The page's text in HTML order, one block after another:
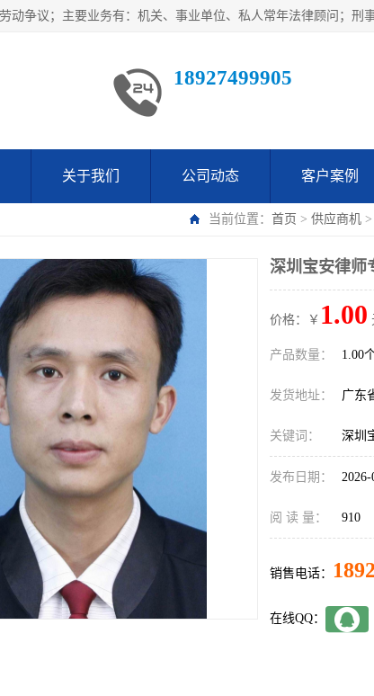
18927499905
关于我们 公司动态 客户案例
当前位置： 首页 > 供应商机 >
深圳宝安律师
价格：￥ 1.00
产品数量： 1.00
发货地址： 广东
关键词： 深圳
发布日期： 2026-
阅 读 量： 910
销售电话：
在线QQ：